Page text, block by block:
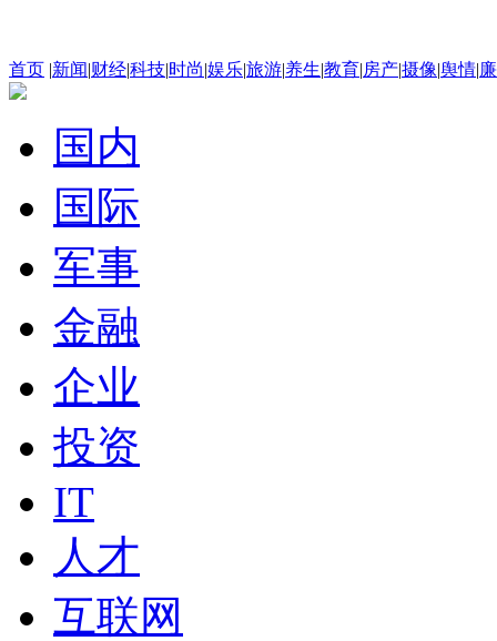
首页 |新闻|财经|科技|时尚|娱乐|旅游|养生|教育|房产|摄像|舆情|
国内
国际
军事
金融
企业
投资
IT
人才
互联网